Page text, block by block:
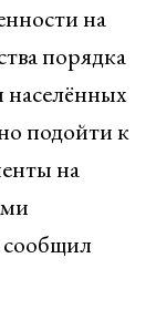
на
порядка
подойти к
на